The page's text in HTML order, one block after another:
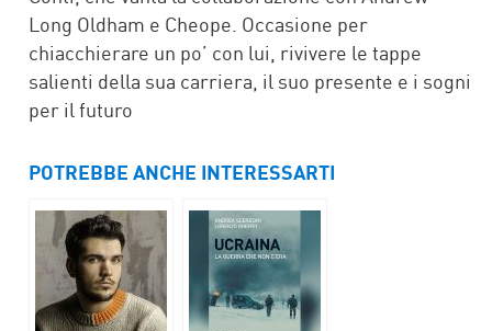
Long Oldham e Cheope. Occasione per
chiacchierare un po’ con lui, rivivere le tappe
salienti della sua carriera, il suo presente e i sogni
per il futuro
POTREBBE ANCHE INTERESSARTI